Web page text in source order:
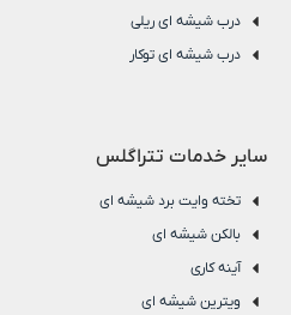
درب شیشه ای ریلی
درب شیشه ای توکار
سایر خدمات تتراگلس
تخته وایت برد شیشه ای
بالکن شیشه ای
آینه کاری
ویترین شیشه ای